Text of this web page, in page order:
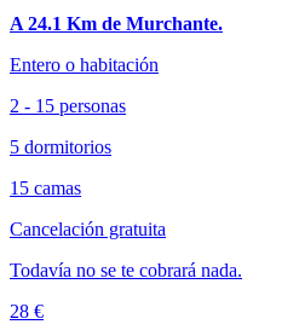
A 24.1 Km de Murchante.
Entero o habitación
2 - 15 personas
5 dormitorios
15 camas
Cancelación gratuita
Todavía no se te cobrará nada.
28 €